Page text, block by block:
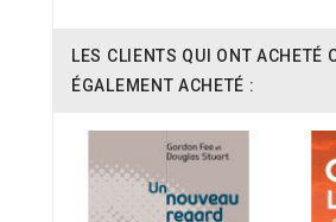
LES CLIENTS QUI ONT ACHETÉ
ÉGALEMENT ACHETÉ :